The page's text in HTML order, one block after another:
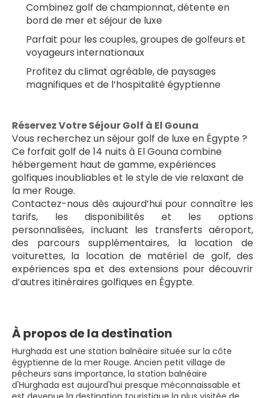
Combinez golf de championnat, détente en
bord de mer et séjour de luxe
Parfait pour les couples, groupes de golfeurs et
voyageurs internationaux
Profitez du climat agréable, de paysages
magnifiques et de l’hospitalité égyptienne
Réservez Votre Séjour Golf à El Gouna
Vous recherchez un séjour golf de luxe en Égypte ?
Ce forfait golf de 14 nuits à El Gouna combine
hébergement haut de gamme, expériences
golfiques inoubliables et le style de vie relaxant de
la mer Rouge.
Contactez-nous dès aujourd’hui pour connaître les
tarifs, les disponibilités et les options
personnalisées, incluant les transferts aéroport,
des parcours supplémentaires, la location de
voiturettes, la location de matériel de golf, des
expériences spa et des extensions pour découvrir
d’autres itinéraires golfiques en Égypte.
À propos de la destination
Hurghada est une station balnéaire située sur la côte
égyptienne de la mer Rouge. Ancien petit village de
pêcheurs sans importance, la station balnéaire
d'Hurghada est aujourd'hui presque méconnaissable et